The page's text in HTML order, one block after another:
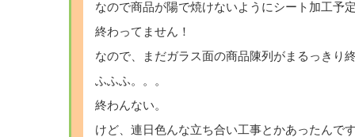
なので商品が陽で焼けないようにシート加工予
終わってません！
なので、まだガラス面の商品陳列がまるっきり
ふふふ。。。
終わんない。
けど、連日色んな立ち合い工事とかあったんで